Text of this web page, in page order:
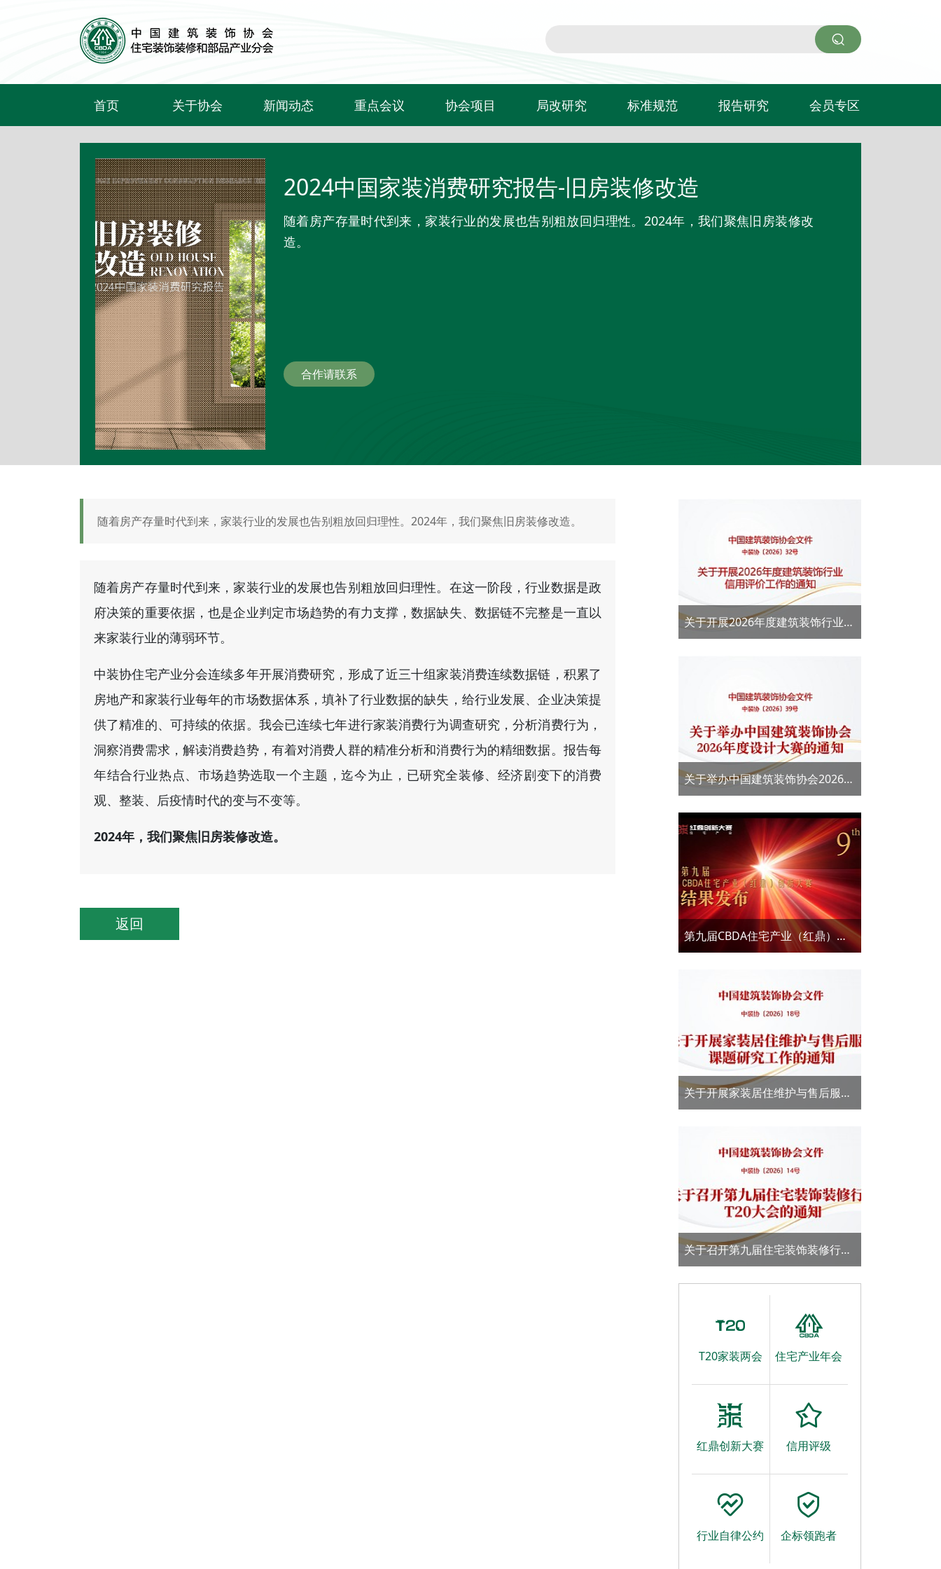
首页 关于协会
关于我们
文件通知
会员权益
协会大事记
联系我们
新闻动态
行业要闻
重点会议
T20家装两会
住宅产业年会
协会项目
信用评价
行业自律公约
局改研究
局改新闻
局改课题研究
标准规范 报告研究 会员专区
入会申请
2024中国家装消费研究报告-旧房装修改造
随着房产存量时代到来，家装行业的发展也告别粗放回归理性。2024年，我们聚焦旧房装修改
造。
合作请联系
随着房产存量时代到来，家装行业的发展也告别粗放回归理性。2024年，我们聚焦旧房装修改造。
随着房产存量时代到来，家装行业的发展也告别粗放回归理性。在这一阶段，行业数据是政
府决策的重要依据，也是企业判定市场趋势的有力支撑，数据缺失、数据链不完整是一直以
来家装行业的薄弱环节。
中装协住宅产业分会连续多年开展消费研究，形成了近三十组家装消费连续数据链，积累了
房地产和家装行业每年的市场数据体系，填补了行业数据的缺失，给行业发展、企业决策提
供了精准的、可持续的依据。我会已连续七年进行家装消费行为调查研究，分析消费行为，
洞察消费需求，解读消费趋势，有着对消费人群的精准分析和消费行为的精细数据。报告每
年结合行业热点、市场趋势选取一个主题，迄今为止，已研究全装修、经济剧变下的消费
观、整装、后疫情时代的变与不变等。
2024年，我们聚焦旧房装修改造。
返回
关于开展2026年度建筑装饰行业信
关于举办中国建筑装饰协会2026年
CBDA住宅产业（红鼎）创新大赛
第九届CBDA住宅产业（红鼎）创
关于开展家装居住维护与售后服务
关于召开第九届住宅装饰装修行业
T20家装两会 住宅产业年会
红鼎创新大赛 信用评级
行业自律公约 企标领跑者